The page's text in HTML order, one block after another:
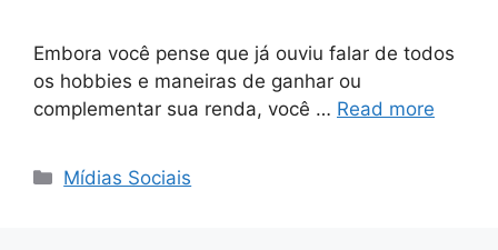
Embora você pense que já ouviu falar de todos
os hobbies e maneiras de ganhar ou
complementar sua renda, você … Read more
Categories
Mídias Sociais